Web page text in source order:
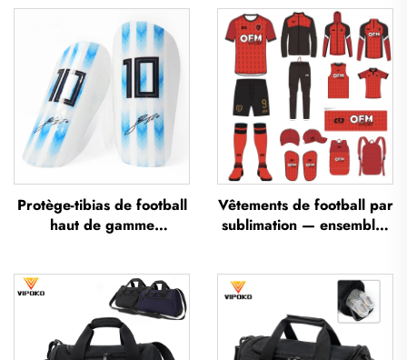
Protège-tibias de football
haut de gamme
protections pour les
jambes, protège-tibias
pour football et soccer
Vêtements de football par
sublimation — ensembles
masculin, sportswear de
football personnalisé,
uniforme d'équipe de
football